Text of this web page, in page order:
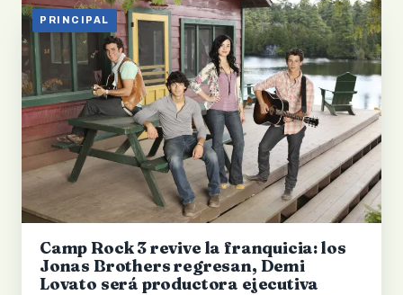
PRINCIPAL
Camp Rock 3 revive la franquicia: los
Jonas Brothers regresan, Demi
Lovato será productora ejecutiva